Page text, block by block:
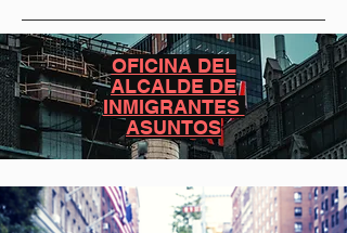
OFICINA DEL
ALCALDE DE
INMIGRANTES
ASUNTOS